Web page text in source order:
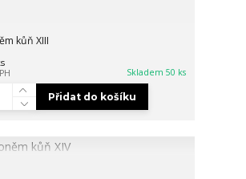
kůň XIII
Skladem 50 ks
Přidat do košíku